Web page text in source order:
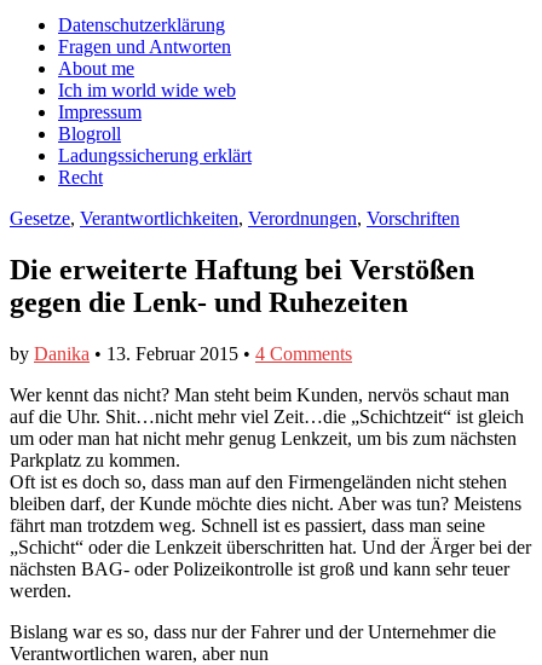
Facebook
anzeigen
Twitter
anzeigen
auf
Instagram
anzeigen
Main
menu
Skip
content
Datenschutzerklärung
Fragen und Antworten
About me
Ich im world wide web
Impressum
Blogroll
Ladungssicherung erklärt
Recht
Gesetze, Verantwortlichkeiten, Verordnungen, Vorschriften
Die erweiterte Haftung bei Verstößen
gegen die Lenk- und Ruhezeiten
by Danika • 13. Februar 2015 • 4 Comments
Wer kennt das nicht? Man steht beim Kunden, nervös schaut man
auf die Uhr. Shit…nicht mehr viel Zeit…die „Schichtzeit“ ist gleich
um oder man hat nicht mehr genug Lenkzeit, um bis zum nächsten
Parkplatz zu kommen.
Oft ist es doch so, dass man auf den Firmengeländen nicht stehen
bleiben darf, der Kunde möchte dies nicht. Aber was tun? Meistens
fährt man trotzdem weg. Schnell ist es passiert, dass man seine
„Schicht“ oder die Lenkzeit überschritten hat. Und der Ärger bei der
nächsten BAG- oder Polizeikontrolle ist groß und kann sehr teuer
werden.
Bislang war es so, dass nur der Fahrer und der Unternehmer die
Verantwortlichen waren, aber nun